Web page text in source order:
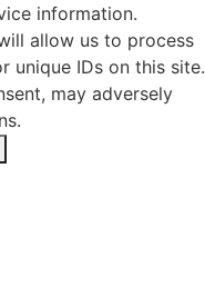
information.
allow us to process
unique IDs on this site.
may adversely